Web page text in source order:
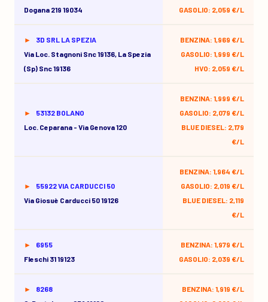
Dogana 219 19034
GASOLIO: 2,059 €/L
3D SRL LA SPEZIA
Via Loc. Stagnoni Snc 19136, La Spezia
(sp) Snc 19136
BENZINA: 1,969 €/L
GASOLIO: 1,999 €/L
HVO: 2,059 €/L
53132 BOLANO
Loc. Ceparana - Via Genova 120
BENZINA: 1,999 €/L
GASOLIO: 2,079 €/L
BLUE DIESEL: 2,179
€/L
55922 VIA CARDUCCI 50
Via Giosuè Carducci 50 19126
BENZINA: 1,964 €/L
GASOLIO: 2,019 €/L
BLUE DIESEL: 2,119
€/L
6955
FIeschi 31 19123
BENZINA: 1,979 €/L
GASOLIO: 2,039 €/L
8268
BENZINA: 1,919 €/L